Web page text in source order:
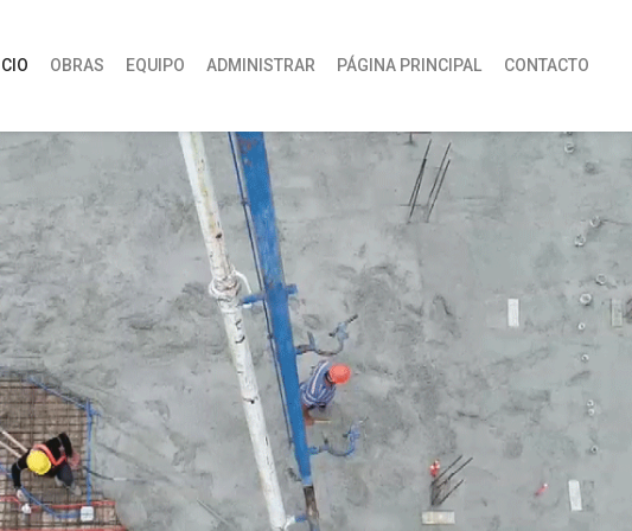
OBRAS EQUIPO ADMINISTRAR PÁGINA PRINCIPAL CONTACTO